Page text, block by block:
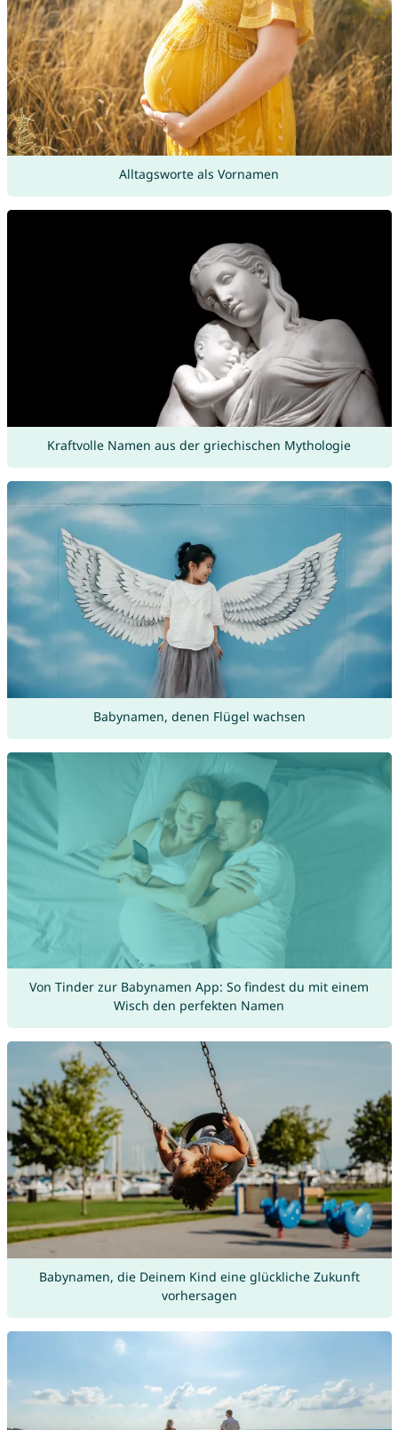
Alltagsworte als Vornamen
Kraftvolle Namen aus der griechischen Mythologie
Babynamen, denen Flügel wachsen
Von Tinder zur Babynamen App: So findest du mit einem
Wisch den perfekten Namen
Babynamen, die Deinem Kind eine glückliche Zukunft
vorhersagen